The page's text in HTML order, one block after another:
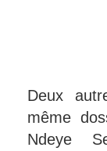
Deux
même
Ndeye